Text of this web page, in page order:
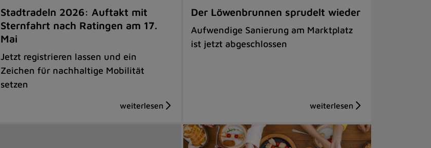
Stadtradeln 2026: Auftakt mit
Sternfahrt nach Ratingen am 17.
Mai
Jetzt registrieren lassen und ein
Zeichen für nachhaltige Mobilität
setzen
Der Löwenbrunnen sprudelt wieder
Aufwendige Sanierung am Marktplatz
ist jetzt abgeschlossen